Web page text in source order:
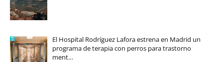
El Hospital Rodríguez Lafora estrena en Madrid un
programa de terapia con perros para trastorno
ment…